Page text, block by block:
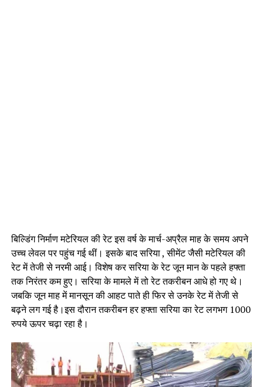
बिल्डिंग निर्माण मटेरियल की रेट इस वर्ष के मार्च-अप्रैल माह के समय अपने
उच्च लेवल पर पहुंच गई थीं। इसके बाद सरिया , सीमेंट जैसी मटेरियल की
रेट में तेजी से नरमी आई। विशेष कर सरिया के रेट जून मान के पहले हफ्ता
तक निरंतर कम हुए। सरिया के मामले में तो रेट तकरीबन आधे हो गए थे।
जबकि जून माह में मानसून की आहट पाते ही फिर से उनके रेट में तेजी से
बढ़ने लग गई है।इस दौरान तकरीबन हर हफ्ता सरिया का रेट लगभग 1000
रुपये ऊपर चढ़ा रहा है।